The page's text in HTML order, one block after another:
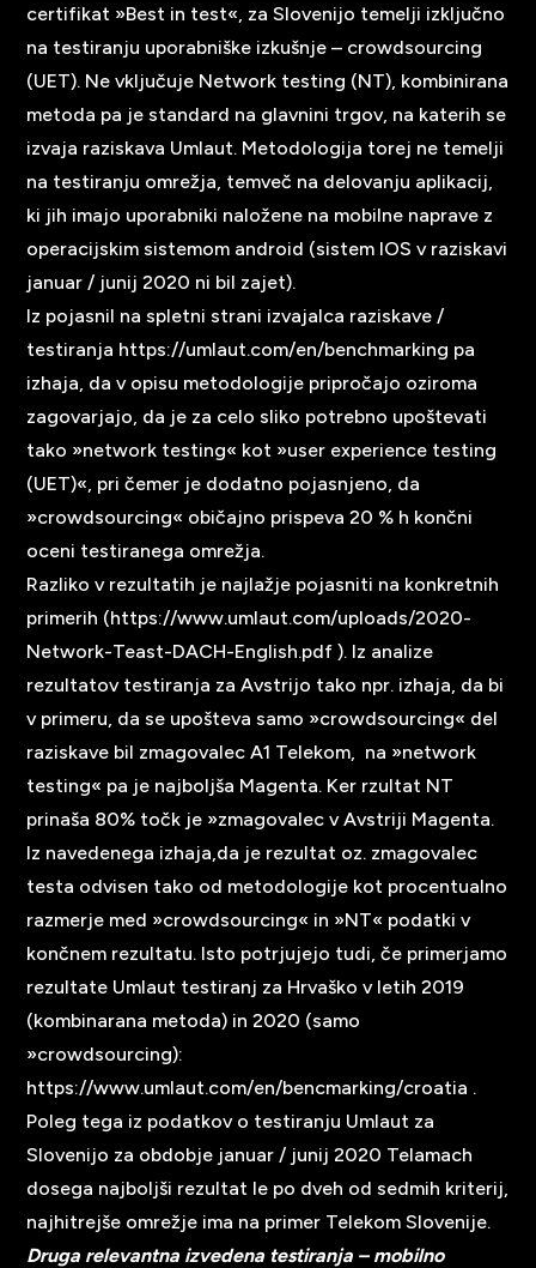
certifikat »Best in test«, za Slovenijo temelji izključno
na testiranju uporabniške izkušnje – crowdsourcing
(UET). Ne vključuje Network testing (NT), kombinirana
metoda pa je standard na glavnini trgov, na katerih se
izvaja raziskava Umlaut. Metodologija torej ne temelji
na testiranju omrežja, temveč na delovanju aplikacij,
ki jih imajo uporabniki naložene na mobilne naprave z
operacijskim sistemom android (sistem IOS v raziskavi
januar / junij 2020 ni bil zajet).
Iz pojasnil na spletni strani izvajalca raziskave /
testiranja https://umlaut.com/en/benchmarking pa
izhaja, da v opisu metodologije pripročajo oziroma
zagovarjajo, da je za celo sliko potrebno upoštevati
tako »network testing« kot »user experience testing
(UET)«, pri čemer je dodatno pojasnjeno, da
»crowdsourcing« običajno prispeva 20 % h končni
oceni testiranega omrežja.
Razliko v rezultatih je najlažje pojasniti na konkretnih
primerih (https://www.umlaut.com/uploads/2020-
Network-Teast-DACH-English.pdf ). Iz analize
rezultatov testiranja za Avstrijo tako npr. izhaja, da bi
v primeru, da se upošteva samo »crowdsourcing« del
raziskave bil zmagovalec A1 Telekom, na »network
testing« pa je najboljša Magenta. Ker rzultat NT
prinaša 80% točk je »zmagovalec v Avstriji Magenta.
Iz navedenega izhaja,da je rezultat oz. zmagovalec
testa odvisen tako od metodologije kot procentualno
razmerje med »crowdsourcing« in »NT« podatki v
končnem rezultatu. Isto potrjujejo tudi, če primerjamo
rezultate Umlaut testiranj za Hrvaško v letih 2019
(kombinarana metoda) in 2020 (samo
»crowdsourcing):
https://www.umlaut.com/en/bencmarking/croatia .
Poleg tega iz podatkov o testiranju Umlaut za
Slovenijo za obdobje januar / junij 2020 Telamach
dosega najboljši rezultat le po dveh od sedmih kriterij,
najhitrejše omrežje ima na primer Telekom Slovenije.
Druga relevantna izvedena testiranja – mobilno